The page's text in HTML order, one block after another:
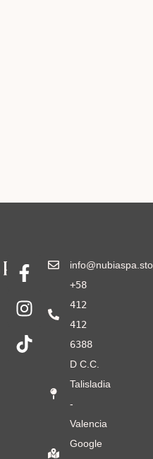
+58
412
412
6388
D C.C.
Talisladia
-
Valencia
Google